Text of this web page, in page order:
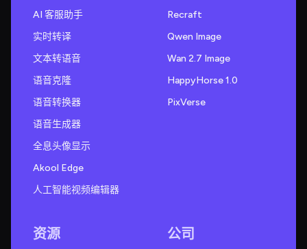
AI 客服助手
实时转译
文本转语音
语音克隆
语音转换器
语音生成器
全息头像显示
Akool Edge
人工智能视频编辑器
Recraft
Qwen Image
Wan 2.7 Image
HappyHorse 1.0
PixVerse
资源 公司